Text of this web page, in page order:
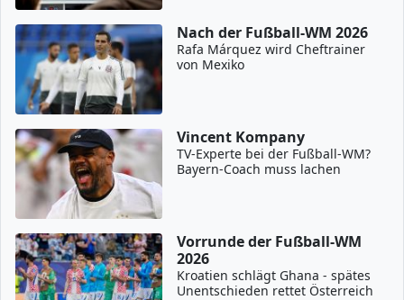
Nach der Fußball-WM 2026
Rafa Márquez wird Cheftrainer
von Mexiko
Vincent Kompany
TV-Experte bei der Fußball-WM?
Bayern-Coach muss lachen
Vorrunde der Fußball-WM
2026
Kroatien schlägt Ghana - spätes
Unentschieden rettet Österreich